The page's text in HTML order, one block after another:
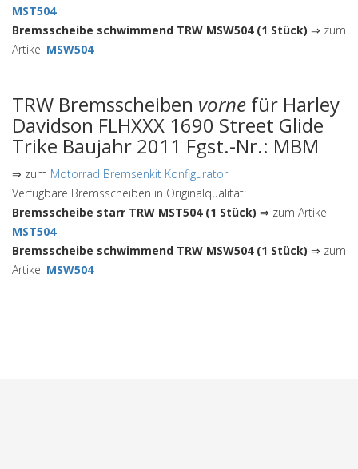
MST504
Bremsscheibe schwimmend TRW MSW504 (1 Stück) ⇒ zum
Artikel MSW504
TRW Bremsscheiben vorne für Harley
Davidson FLHXXX 1690 Street Glide
Trike Baujahr 2011 Fgst.-Nr.: MBM
⇒ zum Motorrad Bremsenkit Konfigurator
Verfügbare Bremsscheiben in Originalqualität:
Bremsscheibe starr TRW MST504 (1 Stück) ⇒ zum Artikel
MST504
Bremsscheibe schwimmend TRW MSW504 (1 Stück) ⇒ zum
Artikel MSW504